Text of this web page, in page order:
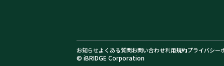
お知らせよくある質問お問い合わせ利用規約プライバシー
© iBRIDGE Corporation